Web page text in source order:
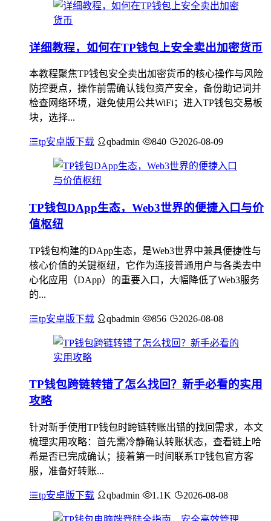
详细教程，如何在TP钱包上安全卖出加密货币
本教程聚焦TP钱包安全卖出加密货币的核心操作与风险
防控要点，操作前需确认钱包资产安全，备份助记词并
检查网络环境，避免使用公共WiFi；进入TP钱包交易板
块，选择...
tp安卓版下载 qbadmin 840 2026-08-09
TP钱包DApp生态，Web3世界的便捷入口与价
值枢纽
TP钱包构建的DApp生态，是Web3世界中兼具便捷性与
核心价值的关键枢纽，它作为连接普通用户与各类去中
心化应用（DApp）的重要入口，大幅降低了Web3服务
的...
tp安卓版下载 qbadmin 856 2026-08-08
TP钱包跨链转错了怎么找回？新手必看的实用
攻略
针对新手使用TP钱包时跨链转账出错的找回需求，本文
梳理实用攻略：首先需冷静确认转账状态，查看链上哈
希是否已完成确认；接着第一时间联系TP钱包官方客
服，准备好转账...
tp安卓版下载 qbadmin 1.1K 2026-08-08